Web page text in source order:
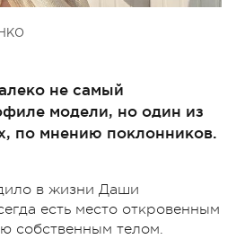
не самый
модели, но один из
по мнению поклонников.
в жизни Даши
есть место откровенным
собственным телом.